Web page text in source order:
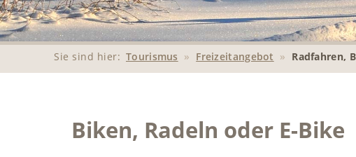
Sie sind hier: Tourismus » Freizeitangebot » Radfahren,
Biken, Radeln oder E-Bike